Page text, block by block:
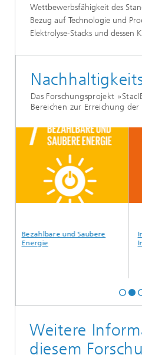
Wettbewerbsfähigkeit des
Bezug auf Technologie und
Elektrolyse-Stacks und dessen
Das Forschungsprojekt
Bereichen zur Erreichung
Bezahlbare und Saubere
Energie
Weitere
diesem